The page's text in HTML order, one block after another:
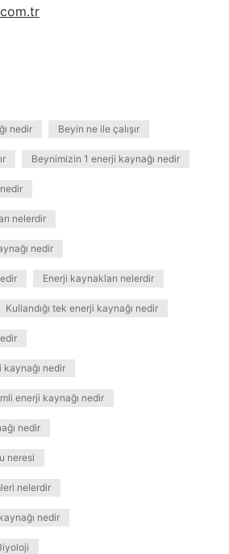
nedir Beyin ne ile çalışır
Beynimizin 1 enerji kaynağı nedir
nelerdir
nedir
Enerji kaynakları nelerdir
Kullandığı tek enerji kaynağı nedir
nedir
enerji kaynağı nedir
nedir
neresi
nelerdir
nedir